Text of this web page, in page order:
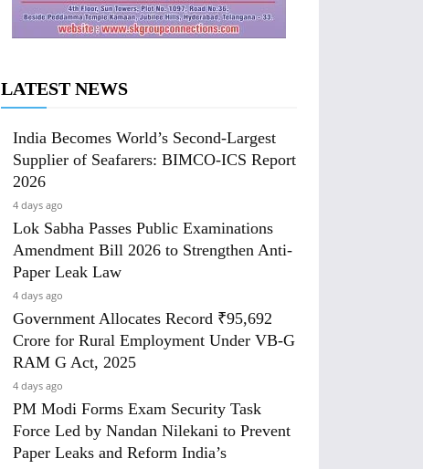
LATEST NEWS
India Becomes World’s Second-Largest
Supplier of Seafarers: BIMCO-ICS Report
2026
4 days ago
Lok Sabha Passes Public Examinations
Amendment Bill 2026 to Strengthen Anti-
Paper Leak Law
4 days ago
Government Allocates Record ₹95,692
Crore for Rural Employment Under VB-G
RAM G Act, 2025
4 days ago
PM Modi Forms Exam Security Task
Force Led by Nandan Nilekani to Prevent
Paper Leaks and Reform India’s